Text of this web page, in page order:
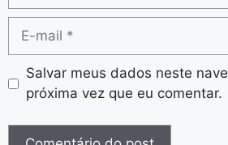
Salvar meus dados neste
próxima vez que eu comentar.